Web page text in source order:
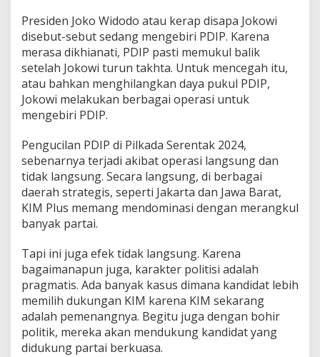
Presiden Joko Widodo atau kerap disapa Jokowi
disebut-sebut sedang mengebiri PDIP. Karena
merasa dikhianati, PDIP pasti memukul balik
setelah Jokowi turun takhta. Untuk mencegah itu,
atau bahkan menghilangkan daya pukul PDIP,
Jokowi melakukan berbagai operasi untuk
mengebiri PDIP.
Pengucilan PDIP di Pilkada Serentak 2024,
sebenarnya terjadi akibat operasi langsung dan
tidak langsung. Secara langsung, di berbagai
daerah strategis, seperti Jakarta dan Jawa Barat,
KIM Plus memang mendominasi dengan merangkul
banyak partai.
Tapi ini juga efek tidak langsung. Karena
bagaimanapun juga, karakter politisi adalah
pragmatis. Ada banyak kasus dimana kandidat lebih
memilih dukungan KIM karena KIM sekarang
adalah pemenangnya. Begitu juga dengan bohir
politik, mereka akan mendukung kandidat yang
didukung partai berkuasa.